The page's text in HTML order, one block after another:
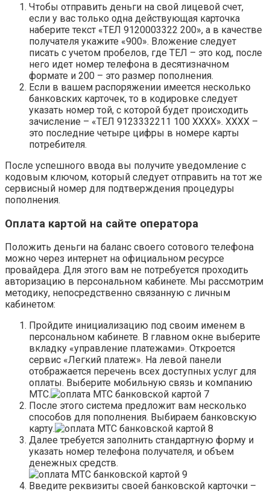
Чтобы отправить деньги на свой лицевой счет,
если у вас только одна действующая карточка
наберите текст «ТЕЛ 9120003322 200», а в качестве
получателя укажите «900». Вложение следует
писать с учетом пробелов, где ТЕЛ – это код, после
него идет номер телефона в десятизначном
формате и 200 – это размер пополнения.
Если в вашем распоряжении имеется несколько
банковских карточек, то в кодировке следует
указать номер той, с которой будет происходить
зачисление – «ТЕЛ 9123332211 100 ХХХХ». ХХХХ –
это последние четыре цифры в номере карты
потребителя.
После успешного ввода вы получите уведомление с
кодовым ключом, который следует отправить на тот же
сервисный номер для подтверждения процедуры
пополнения.
Оплата картой на сайте оператора
Положить деньги на баланс своего сотового телефона
можно через интернет на официальном ресурсе
провайдера. Для этого вам не потребуется проходить
авторизацию в персональном кабинете. Мы рассмотрим
методику, непосредственно связанную с личным
кабинетом:
Пройдите инициализацию под своим именем в
персональном кабинете. В главном окне выберите
вкладку «управление платежами». Откроется
сервис «Легкий платеж». На левой панели
отображается перечень всех доступных услуг для
оплаты. Выберите мобильную связь и компанию
МТС.
После этого система предложит вам несколько
способов для пополнения. Выбираем банковскую
карту.
Далее требуется заполнить стандартную форму и
указать номер телефона получателя, и объем
денежных средств.
Введите реквизиты своей банковской карточки –